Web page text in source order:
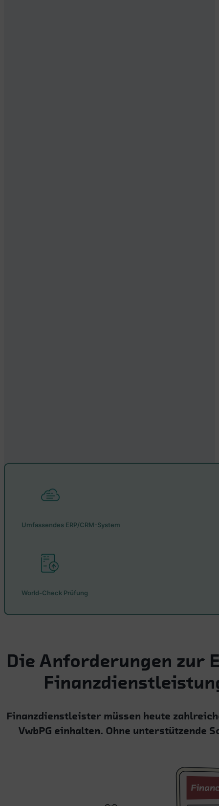
Umfassendes ERP/CRM-System
World-Check Prüfung
Die Anforderungen zur
Finanzdienstleister müssen heute
VwbPG einhalten. Ohne unterstützende